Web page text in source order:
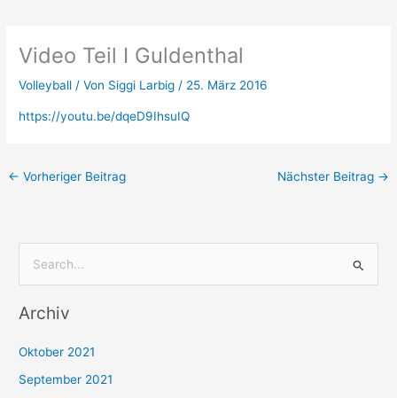
Video Teil I Guldenthal
Volleyball / Von Siggi Larbig/ 25. März 2016
https://youtu.be/dqeD9IhsuIQ
← Vorheriger Beitrag Nächster Beitrag →
c
n
Archiv
Oktober 2021
September 2021